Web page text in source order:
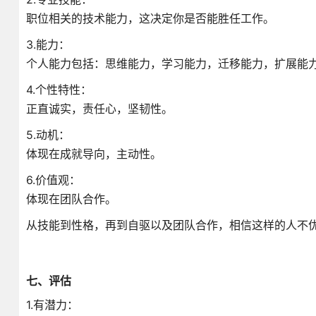
职位相关的技术能力，这决定你是否能胜任工作。
3.能力：
个人能力包括：思维能力，学习能力，迁移能力，扩展能
4.个性特性：
正直诚实，责任心，坚韧性。
5.动机：
体现在成就导向，主动性。
6.价值观：
体现在团队合作。
从技能到性格，再到自驱以及团队合作，相信这样的人不
七、评估
1.有潜力：